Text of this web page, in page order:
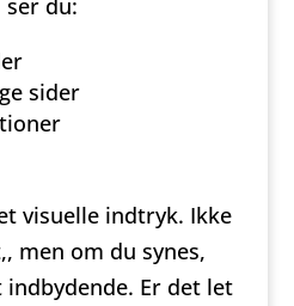
du:
sider
visuelle indtryk. Ikke
men om du synes,
Er det let